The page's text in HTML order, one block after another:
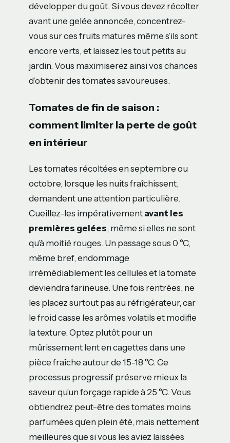
développer du goût. Si vous devez récolter
avant une gelée annoncée, concentrez-
vous sur ces fruits matures même s’ils sont
encore verts, et laissez les tout petits au
jardin. Vous maximiserez ainsi vos chances
d’obtenir des tomates savoureuses.
Tomates de fin de saison :
comment limiter la perte de goût
en intérieur
Les tomates récoltées en septembre ou
octobre, lorsque les nuits fraîchissent,
demandent une attention particulière.
Cueillez-les impérativement avant les
premières gelées, même si elles ne sont
qu’à moitié rouges. Un passage sous 0 °C,
même bref, endommage
irrémédiablement les cellules et la tomate
deviendra farineuse. Une fois rentrées, ne
les placez surtout pas au réfrigérateur, car
le froid casse les arômes volatils et modifie
la texture. Optez plutôt pour un
mûrissement lent en cagettes dans une
pièce fraîche autour de 15-18 °C. Ce
processus progressif préserve mieux la
saveur qu’un forçage rapide à 25 °C. Vous
obtiendrez peut-être des tomates moins
parfumées qu’en plein été, mais nettement
meilleures que si vous les aviez laissées